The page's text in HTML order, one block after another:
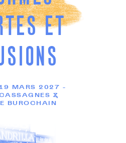
ET
MARS 2027 -
&
BUROCHAIN